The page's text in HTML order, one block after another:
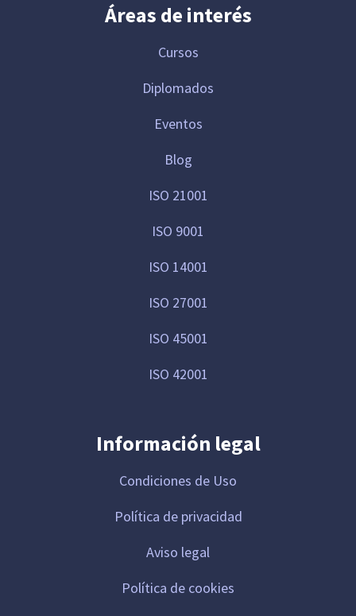
Áreas de interés
Cursos
Diplomados
Eventos
Blog
ISO 21001
ISO 9001
ISO 14001
ISO 27001
ISO 45001
ISO 42001
Información legal
Condiciones de Uso
Política de privacidad
Aviso legal
Política de cookies